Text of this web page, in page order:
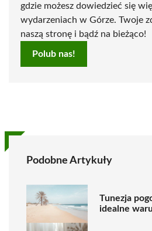
gdzie możesz dowiedzieć się
wydarzeniach w Górze. Twoje
naszą stronę i bądź na bieżąco!
Polub nas!
Podobne Artykuły
Tunezja
idealne